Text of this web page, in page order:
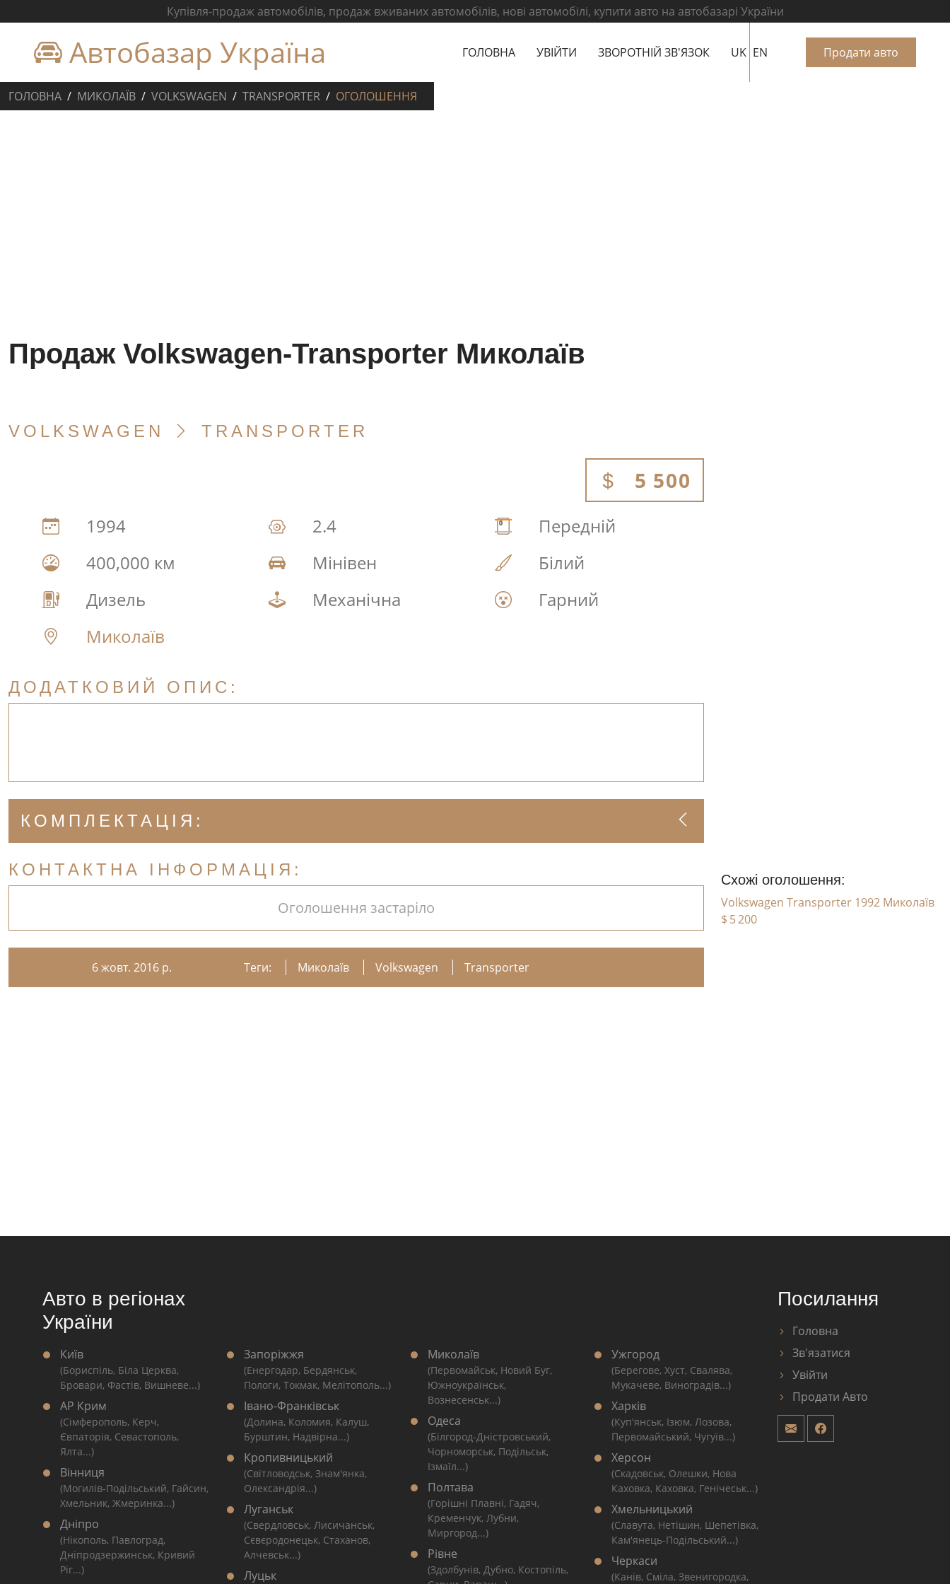
Купівля-продаж автомобілів, продаж вживаних автомобілів, нові автомобілі, купити авто на автобазарі України
Автобазар Україна ГОЛОВНА УВІЙТИ ЗВОРОТНІЙ ЗВ'ЯЗОК UK EN Продати авто
ГОЛОВНА МИКОЛАЇВ VOLKSWAGEN TRANSPORTER ОГОЛОШЕННЯ
Продаж Volkswagen-Transporter Миколаїв
VOLKSWAGEN TRANSPORTER
5 500
1994
400,000 км
Дизель
2.4
Мінівен
Механічна
Передній
Білий
Гарний
Миколаїв
ДОДАТКОВИЙ ОПИС:
КОМПЛЕКТАЦІЯ:
КОНТАКТНА ІНФОРМАЦІЯ:
Оголошення застаріло
6 жовт. 2016 р. Теги: Миколаїв Volkswagen Transporter
Схожі оголошення:
Volkswagen Transporter 1992 Миколаїв
$ 5 200
Авто в регіонах
України
Київ
(Бориспіль, Біла Церква,
Бровари, Фастів, Вишневе...)
АР Крим
(Сімферополь, Керч,
Євпаторія, Севастополь,
Ялта...)
Вінниця
(Могилів-Подільський, Гайсин,
Хмельник, Жмеринка...)
Дніпро
(Нікополь, Павлоград,
Дніпродзержинськ, Кривий
Ріг...)
Запоріжжя
(Енергодар, Бердянськ,
Пологи, Токмак, Мелітополь...)
Івано-Франківськ
(Долина, Коломия, Калуш,
Бурштин, Надвірна...)
Кропивницький
(Світловодськ, Знам'янка,
Олександрія...)
Луганськ
(Свердловськ, Лисичанськ,
Сєвєродонецьк, Стаханов,
Алчевськ...)
Луцьк
Миколаїв
(Первомайськ, Новий Буг,
Южноукраїнськ,
Вознесенськ...)
Одеса
(Білгород-Дністровський,
Чорноморськ, Подільськ,
Ізмаїл...)
Полтава
(Горішні Плавні, Гадяч,
Кременчук, Лубни,
Миргород...)
Рівне
(Здолбунів, Дубно, Костопіль,
Ужгород
(Берегове, Хуст, Свалява,
Мукачеве, Виноградів...)
Харків
(Куп'янськ, Ізюм, Лозова,
Первомайський, Чугуїв...)
Херсон
(Скадовськ, Олешки, Нова
Каховка, Каховка, Генічеськ...)
Хмельницький
(Славута, Нетішин, Шепетівка,
Кам'янець-Подільський...)
Черкаси
(Канів, Сміла, Звенигородка,
Посилання
Головна
Зв'язатися
Увійти
Продати Авто